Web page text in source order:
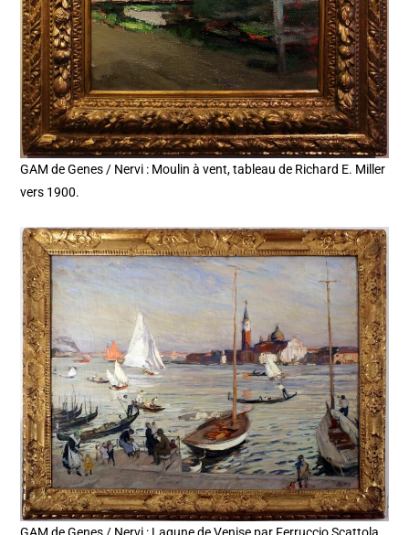
GAM de Genes / Nervi : Moulin à vent, tableau de Richard E. Miller
vers 1900.